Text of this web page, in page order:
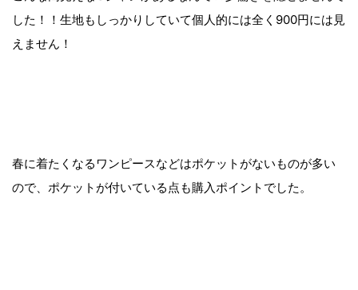
した！！生地もしっかりしていて個人的には全く900円には見
えません！
春に着たくなるワンピースなどはポケットがないものが多い
ので、ポケットが付いている点も購入ポイントでした。